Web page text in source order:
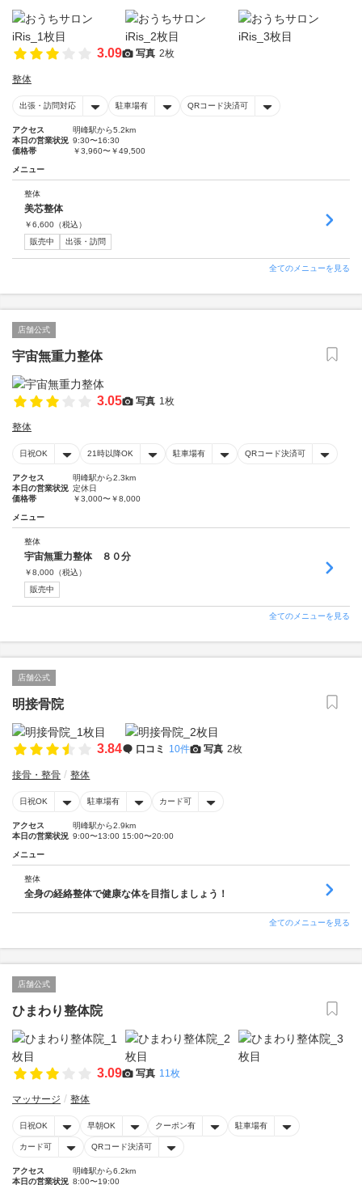
3.09 写真 2枚
整体
出張・訪問対応 駐車場有 QRコード決済可
アクセス
明峰駅から5.2km
本日の営業状況 9:30〜16:30
価格帯
￥3,960〜￥49,500
メニュー
整体
美芯整体
￥6,600 （税込）
販売中
出張・訪問
全てのメニューを見る
店舗公式
宇宙無重力整体
3.05 写真 1枚
整体
日祝OK 21時以降OK 駐車場有 QRコード決済可
アクセス
明峰駅から2.3km
本日の営業状況 定休日
価格帯
￥3,000〜￥8,000
メニュー
整体
宇宙無重力整体 ８０分
￥8,000 （税込）
販売中
全てのメニューを見る
店舗公式
明接骨院
3.84 口コミ 10件 写真 2枚
接骨・整骨 整体
日祝OK 駐車場有 カード可
アクセス
明峰駅から2.9km
本日の営業状況 9:00〜13:00 15:00〜20:00
メニュー
整体
全身の経絡整体で健康な体を目指しましょう！
全てのメニューを見る
店舗公式
ひまわり整体院
3.09 写真 11枚
マッサージ 整体
日祝OK 早朝OK クーポン有 駐車場有
カード可 QRコード決済可
アクセス
明峰駅から6.2km
本日の営業状況 8:00〜19:00